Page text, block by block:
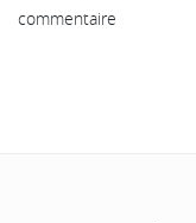
commentaire